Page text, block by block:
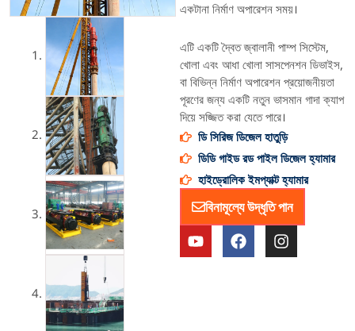
একটানা নির্মাণ অপারেশন সময়।
এটি একটি দ্বৈত জ্বালানী পাম্প সিস্টেম,
খোলা এবং আধা খোলা সাসপেনশন ডিভাইস,
বা বিভিন্ন নির্মাণ অপারেশন প্রয়োজনীয়তা
পূরণের জন্য একটি নতুন ভাসমান গাদা ক্যাপ
দিয়ে সজ্জিত করা যেতে পারে।
ডি সিরিজ ডিজেল হাতুড়ি
ডিডি গাইড রড পাইল ডিজেল হ্যামার
হাইড্রোলিক ইমপ্যাক্ট হ্যামার
বিনামূল্যে উদ্ধৃতি পান
ই
উ
টি
ফে
স
বু
ই
ন
স্টা